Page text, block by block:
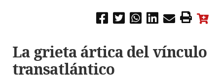
La grieta ártica del vínculo
transatlántico